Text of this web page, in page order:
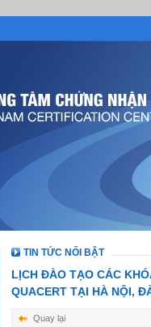
TIN TỨC NỔI BẬT
LỊCH ĐÀO TẠO CÁC
QUACERT TẠI HÀ NỘI,
Quay lại